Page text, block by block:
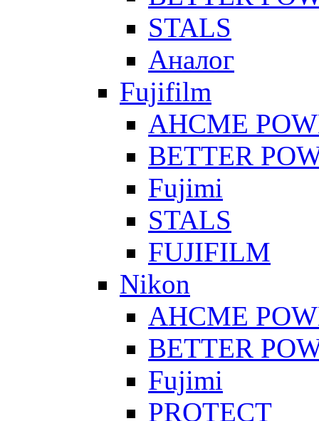
STALS
Аналог
Fujifilm
AHCME
BETTER
Fujimi
STALS
FUJIFILM
Nikon
AHCME
BETTER
Fujimi
PROTECT